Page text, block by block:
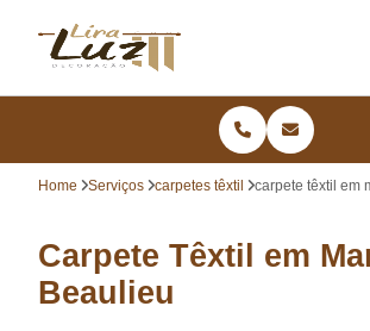
Home Serviços carpetes têxtil carpete têxtil em
Carpete Têxtil em
Beaulieu